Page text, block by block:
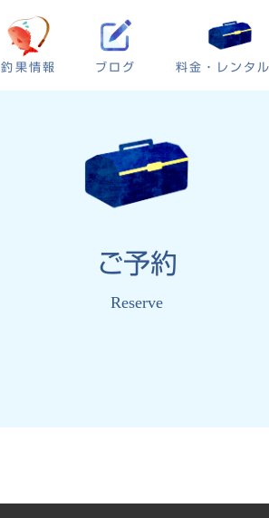
釣果情報 ブログ 料金・レンタ
ご予約
Reserve